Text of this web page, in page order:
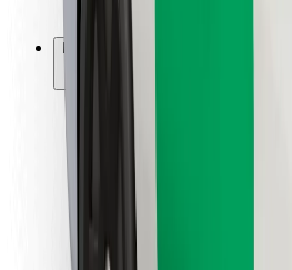
Bolt laddstationer
Hjälp
För kunder
För förare
Bolt Food
För åkeriägare